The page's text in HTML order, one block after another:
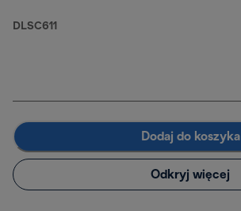
DLSC611
Dodaj do koszyka
Odkryj więcej